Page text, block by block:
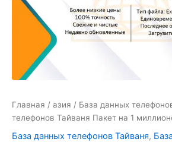
Главная / азия / База данных
телефонов Тайваня Пакет на 1
База данных телефонов Тайваня,
миллионов